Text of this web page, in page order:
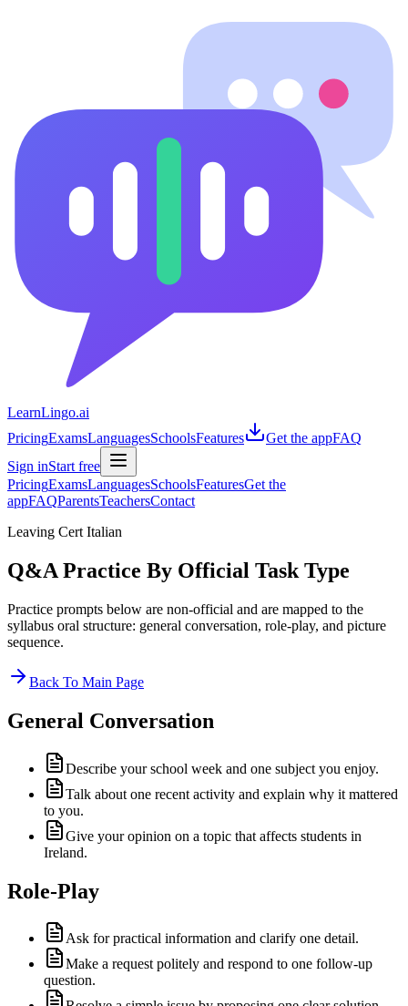
LearnLingo.ai
PricingExamsLanguagesSchoolsFeatures Get the appFAQ
Sign inStart free
PricingExamsLanguagesSchoolsFeaturesGet the
appFAQParentsTeachersContact
Leaving Cert Italian
Q&A Practice By Official Task Type
Practice prompts below are non-official and are mapped to the
syllabus oral structure: general conversation, role-play, and picture
sequence.
Back To Main Page
General Conversation
Describe your school week and one subject you enjoy.
Talk about one recent activity and explain why it mattered
to you.
Give your opinion on a topic that affects students in
Ireland.
Role-Play
Ask for practical information and clarify one detail.
Make a request politely and respond to one follow-up
question.